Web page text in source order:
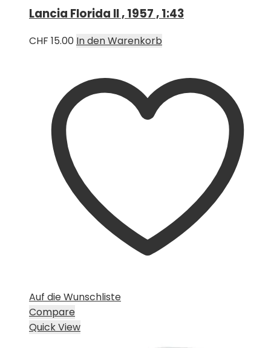
Lancia Florida II , 1957 , 1:43
CHF 15.00 In den Warenkorb
Auf die Wunschliste
Compare
Quick View